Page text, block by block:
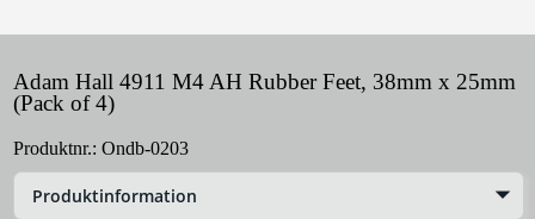
Adam Hall 4911 M4 AH Rubber Feet, 38mm x 25mm
(Pack of 4)
Produktnr.: Ondb-0203
Produktinformation